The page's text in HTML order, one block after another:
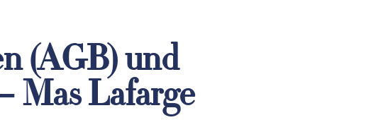
(AGB) und
Mas Lafarge